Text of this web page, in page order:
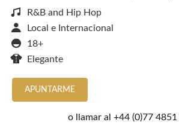
R&B and Hip Hop
Local e Internacional
18+
Elegante
APUNTARME
o llamar al +44 (0)77